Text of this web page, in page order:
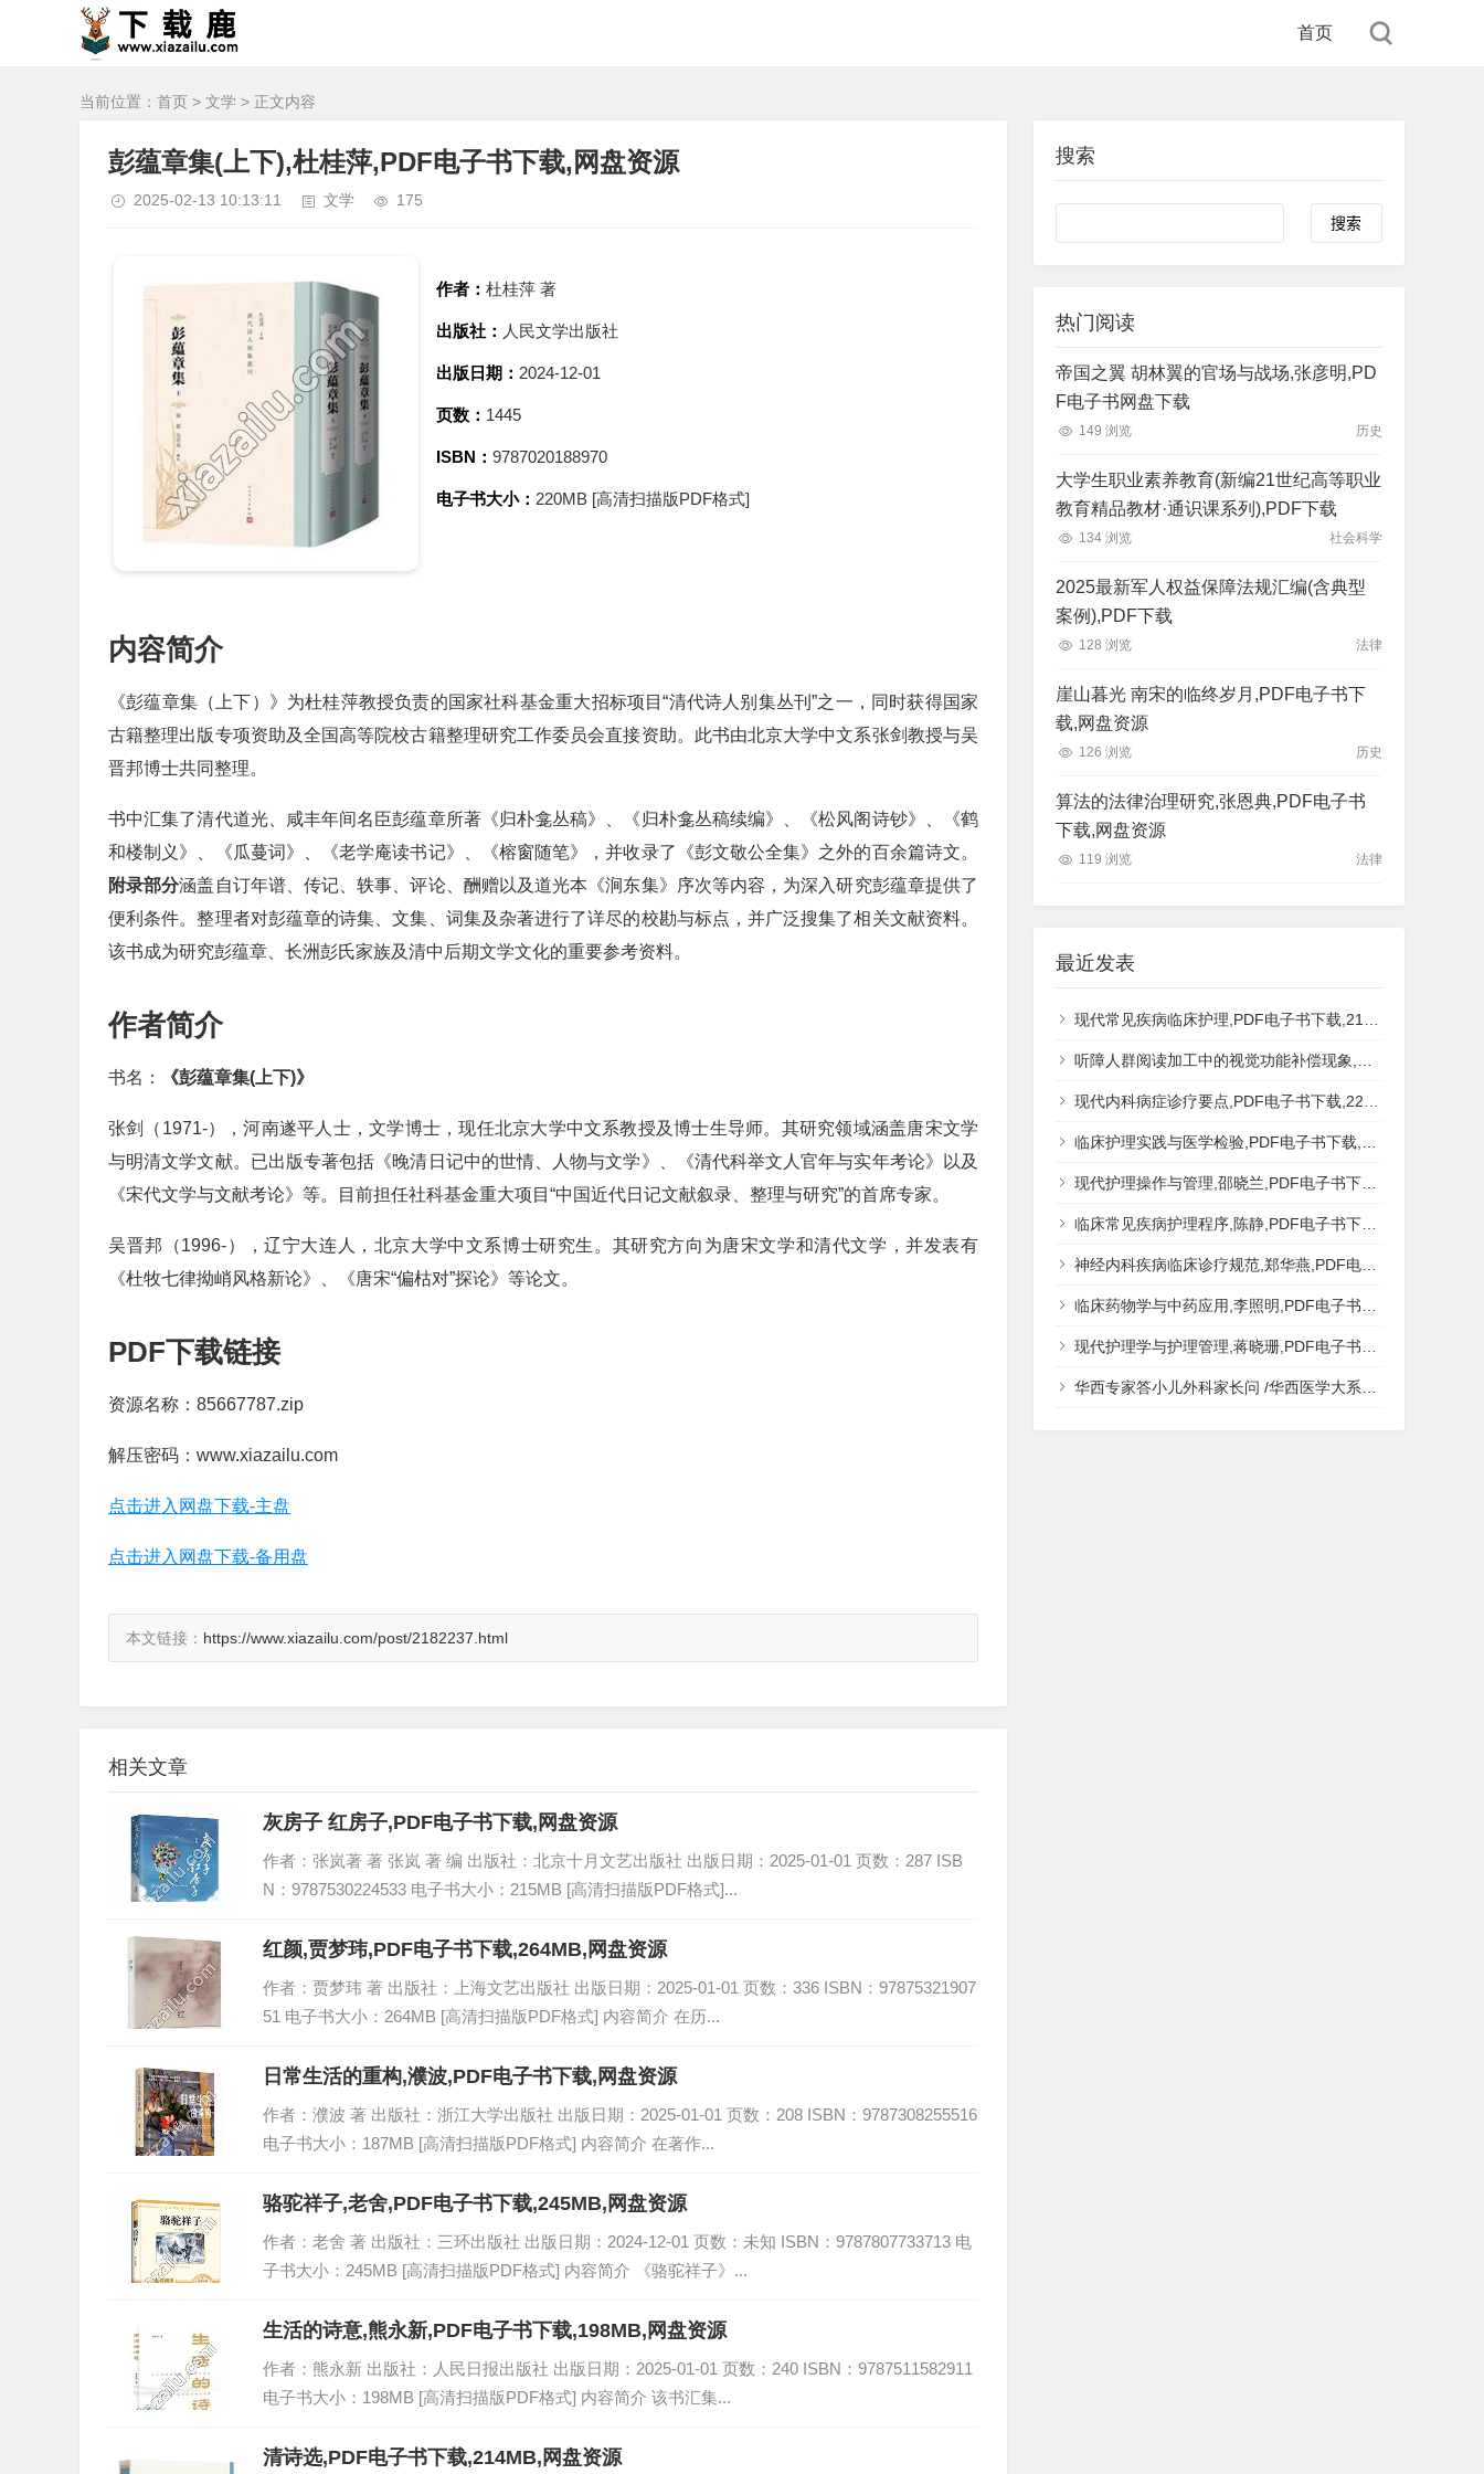
首页
当前位置： 首页 > 文学 > 正文内容
彭蕴章集(上下),杜桂萍,PDF电子书下载,网盘资源
2025-02-13 10:13:11 文学 175
作者：杜桂萍 著
出版社： 人民文学出版社
出版日期： 2024-12-01
页数： 1445
ISBN：9787020188970
电子书大小： 220MB [高清扫描版PDF格式]
内容简介
《彭蕴章集（上下）》为杜桂萍教授负责的国家社科基金重大招标项目“清代诗人别集丛刊”之一，同时获得国家
古籍整理出版专项资助及全国高等院校古籍整理研究工作委员会直接资助。此书由北京大学中文系张剑教授与吴
晋邦博士共同整理。
书中汇集了清代道光、咸丰年间名臣彭蕴章所著《归朴龛丛稿》、《归朴龛丛稿续编》、《松风阁诗钞》、《鹤
和楼制义》、《瓜蔓词》、《老学庵读书记》、《榕窗随笔》，并收录了《彭文敬公全集》之外的百余篇诗文。
附录部分涵盖自订年谱、传记、轶事、评论、酬赠以及道光本《涧东集》序次等内容，为深入研究彭蕴章提供了
便利条件。整理者对彭蕴章的诗集、文集、词集及杂著进行了详尽的校勘与标点，并广泛搜集了相关文献资料。
该书成为研究彭蕴章、长洲彭氏家族及清中后期文学文化的重要参考资料。
作者简介
书名： 《彭蕴章集(上下)》
张剑（1971-），河南遂平人士，文学博士，现任北京大学中文系教授及博士生导师。其研究领域涵盖唐宋文学
与明清文学文献。已出版专著包括《晚清日记中的世情、人物与文学》、《清代科举文人官年与实年考论》以及
《宋代文学与文献考论》等。目前担任社科基金重大项目“中国近代日记文献叙录、整理与研究”的首席专家。
吴晋邦（1996-），辽宁大连人，北京大学中文系博士研究生。其研究方向为唐宋文学和清代文学，并发表有
《杜牧七律拗峭风格新论》、《唐宋“偏枯对”探论》等论文。
PDF下载链接
资源名称：85667787.zip
解压密码：www.xiazailu.com
点击进入网盘下载-主盘
点击进入网盘下载-备用盘
本文链接： https://www.xiazailu.com/post/2182237.html
相关文章
灰房子 红房子,PDF电子书下载,网盘资源
作者：张岚著 著 张岚 著 编 出版社：北京十月文艺出版社 出版日期：2025-01-01 页数：287 ISB
N：9787530224533 电子书大小：215MB [高清扫描版PDF格式]...
红颜,贾梦玮,PDF电子书下载,264MB,网盘资源
作者：贾梦玮 著 出版社：上海文艺出版社 出版日期：2025-01-01 页数：336 ISBN：97875321907
51 电子书大小：264MB [高清扫描版PDF格式] 内容简介 在历...
日常生活的重构,濮波,PDF电子书下载,网盘资源
作者：濮波 著 出版社：浙江大学出版社 出版日期：2025-01-01 页数：208 ISBN：9787308255516
电子书大小：187MB [高清扫描版PDF格式] 内容简介 在著作...
骆驼祥子,老舍,PDF电子书下载,245MB,网盘资源
作者：老舍 著 出版社：三环出版社 出版日期：2024-12-01 页数：未知 ISBN：9787807733713 电
子书大小：245MB [高清扫描版PDF格式] 内容简介 《骆驼祥子》...
生活的诗意,熊永新,PDF电子书下载,198MB,网盘资源
作者：熊永新 出版社：人民日报出版社 出版日期：2025-01-01 页数：240 ISBN：9787511582911
电子书大小：198MB [高清扫描版PDF格式] 内容简介 该书汇集...
清诗选,PDF电子书下载,214MB,网盘资源
搜索
Search
热门阅读
帝国之翼 胡林翼的官场与战场,张彦明,PD
F电子书网盘下载
149 浏览 历史
大学生职业素养教育(新编21世纪高等职业
教育精品教材·通识课系列),PDF下载
134 浏览 社会科学
2025最新军人权益保障法规汇编(含典型
案例),PDF下载
128 浏览 法律
崖山暮光 南宋的临终岁月,PDF电子书下
载,网盘资源
126 浏览 历史
算法的法律治理研究,张恩典,PDF电子书
下载,网盘资源
119 浏览 法律
最近发表
现代常见疾病临床护理,PDF电子书下载,217MB,网盘资源
听障人群阅读加工中的视觉功能补偿现象,秦钊,PDF电子书下载,网盘资源
现代内科病症诊疗要点,PDF电子书下载,223MB,网盘资源
临床护理实践与医学检验,PDF电子书下载,193MB,网盘资源
现代护理操作与管理,邵晓兰,PDF电子书下载,242MB,网盘资源
临床常见疾病护理程序,陈静,PDF电子书下载,185MB,网盘资源
神经内科疾病临床诊疗规范,郑华燕,PDF电子书下载,188MB,网盘资源
临床药物学与中药应用,李照明,PDF电子书下载,202MB,网盘资源
现代护理学与护理管理,蒋晓珊,PDF电子书下载,223MB,网盘资源
华西专家答小儿外科家长问 /华西医学大系?医学科普,PDF电子书网盘下载